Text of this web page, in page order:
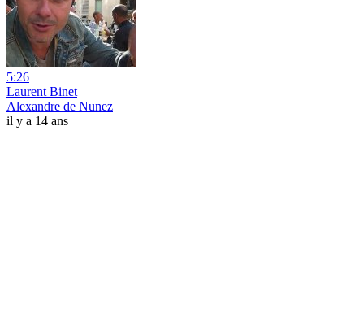
5:26
Laurent Binet
Alexandre de Nunez
il y a 14 ans